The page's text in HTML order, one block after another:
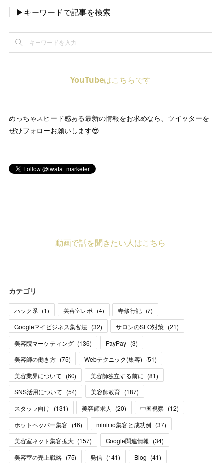
▶キーワードで記事を検索
YouTubeはこちらです
めっちゃスピード感ある最新の情報をお求めなら、ツイッターを
ぜひフォローお願いします😎
動画で話を聞きたい人はこちら
カテゴリ
ハック系 (1) 美容室レポ (4) 寺修行記 (7)
Googleマイビジネス集客法 (32) サロンのSEO対策 (21)
美容院マーケティング (136) PayPay (3)
美容師の働き方 (75) Webテクニック(集客) (51)
美容業界について (60) 美容師独立する前に (81)
SNS活用について (54) 美容師教育 (187)
スタッフ向け (131) 美容師求人 (20) 中国視察 (12)
ホットペッパー集客 (46) minimo集客と成功例 (37)
美容室ネット集客拡大 (157) Google関連情報 (34)
美容室の売上戦略 (75) 発信 (141) Blog (41)